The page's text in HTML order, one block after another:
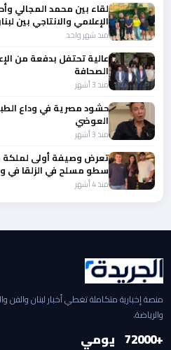
لقاء بين محمد المجالي
الإعلامي والانتاجي بين
منذ شهر واحد
عالية تحتفل بدفعة من
الصحافة
منذ 3 أشهر
حشود مصرية في وداع
العوضي
منذ 3 أشهر
تعرض وصيفة أولى لملكة
سطو مسلح في الزلقا في
منذ 4 أشهر
منصة إخبارية متكاملة تغطي أخبار لبنان والفن
والرياضة.
+2000
7 يومي